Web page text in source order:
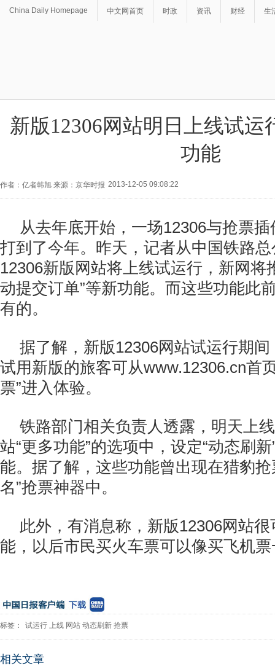
China Daily Homepage 中文网首页 时政 资讯 财经 生
新版12306网站明日上线试运
功能
作者：亿者韩旭 来源：京华时报 2013-12-05 09:08:22
从去年底开始，一场12306与抢票
打到了今年。昨天，记者从中国铁路
12306新版网站将上线试运行，新网将
动提交订单”等新功能。而这些功能此
有的。
据了解，新版12306网站试运行期
试用新版的旅客可从www.12306.cn首
票”进入体验。
铁路部门相关负责人透露，明天上
站“更多功能”的选项中，设定“动态刷新
能。据了解，这些功能曾出现在猎豹抢
名”抢票神器中。
此外，有消息称，新版12306网站
能，以后市民买火车票可以像买飞机
标签： 试运行 上线 网站 动态刷新 抢票
相关文章